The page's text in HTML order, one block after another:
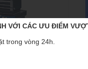
VỚI CÁC ƯU ĐIỂM
trong vòng 24h.